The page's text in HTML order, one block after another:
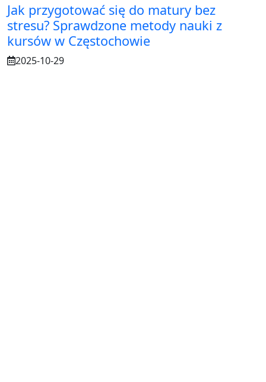
Jak przygotować się do matury bez
stresu? Sprawdzone metody nauki z
kursów w Częstochowie
2025-10-29